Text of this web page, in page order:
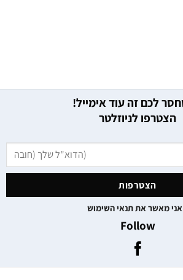
לכם זה עוד אימייל!
הצטרפו לניוזלטר
אני מאשר את תנאי השימוש
Follow